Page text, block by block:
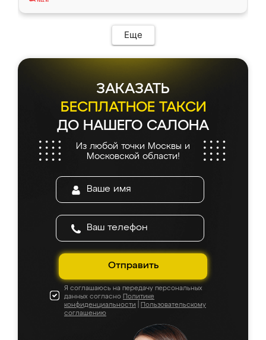
Еще
ЗАКАЗАТЬ
БЕСПЛАТНОЕ ТАКСИ
ДО НАШЕГО САЛОНА
Из любой точки Москвы и
Московской области!
Отправить
Я соглашаюсь на передачу персональных
данных согласно Политике
конфиденциальности
Пользовательскому
соглашению